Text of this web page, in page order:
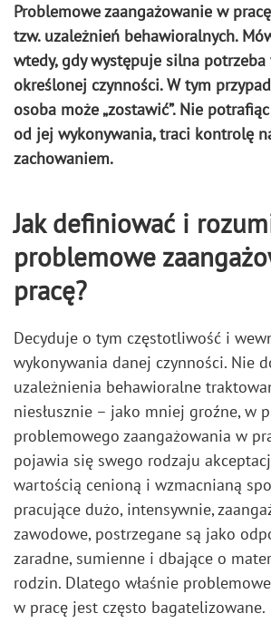
Problemowe zaangażowanie w
tzw. uzależnień behawioralnych.
wtedy, gdy występuje silna
określonej czynności. W tym
osoba może „zostawić”. Nie
od jej wykonywania, traci kontrolę
zachowaniem.
Jak definiować i
problemowe
pracę?
Decyduje o tym częstotliwość i
wykonywania danej czynności. Nie
uzależnienia behawioralne
niesłusznie – jako mniej groźne, w
problemowego zaangażowania w
pojawia się swego rodzaju
wartością cenioną i wzmacnianą
pracujące dużo, intensywnie,
zawodowe, postrzegane są jako
zaradne, sumienne i dbające o
rodzin. Dlatego właśnie
w pracę jest często bagatelizowane.